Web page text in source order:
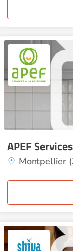
APEF Services
Montpellier